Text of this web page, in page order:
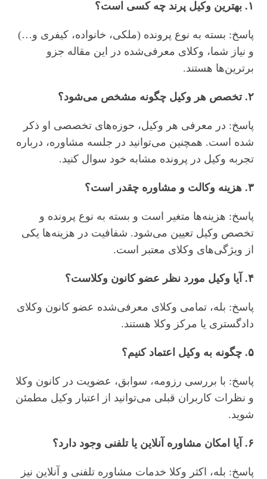
۱. بهترین وکیل پرند چه کسی است؟
پاسخ: بسته به نوع پرونده (ملکی، خانواده، کیفری و…)
و نیاز شما، وکلای معرفی‌شده در این مقاله جزو
برترین‌ها هستند.
۲. تخصص هر وکیل چگونه مشخص می‌شود؟
پاسخ: در معرفی هر وکیل، حوزه‌های تخصصی او ذکر
شده است. همچنین می‌توانید در جلسه مشاوره، درباره
تجربه وکیل در پرونده مشابه خود سوال کنید.
۳. هزینه وکالت و مشاوره چقدر است؟
پاسخ: هزینه‌ها متغیر است و بسته به نوع پرونده و
تخصص وکیل تعیین می‌شود. شفافیت در هزینه‌ها یکی
از ویژگی‌های وکلای معتبر است.
۴. آیا وکیل مورد نظر عضو کانون وکلاست؟
پاسخ: بله، تمامی وکلای معرفی‌شده عضو کانون وکلای
دادگستری یا مرکز وکلا هستند.
۵. چگونه به وکیل اعتماد کنیم؟
پاسخ: با بررسی رزومه، سوابق، عضویت در کانون وکلا
و نظرات کاربران قبلی می‌توانید از اعتبار وکیل مطمئن
شوید.
۶. آیا امکان مشاوره آنلاین یا تلفنی وجود دارد؟
پاسخ: بله، اکثر وکلا خدمات مشاوره تلفنی و آنلاین نیز